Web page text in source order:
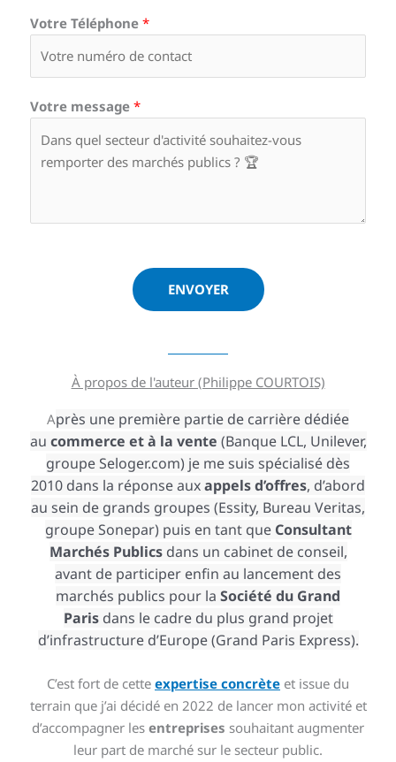
Votre Téléphone*
Votre message*
ENVOYER
À propos de l'auteur (Philippe COURTOIS)
Après une première partie de carrière dédiée
au commerce et à la vente (Banque LCL, Unilever,
groupe Seloger.com) je me suis spécialisé dès
2010 dans la réponse auxappels d’offres, d’abord
au sein de grands groupes (Essity, Bureau Veritas,
groupe Sonepar) puis en tant que Consultant
Marchés Publicsdans un cabinet de conseil,
avant de participer enfin au lancement des
marchés publics pour la Société du Grand
Parisdans le cadre du plus grand projet
d’infrastructure d’Europe (Grand Paris Express).
C’est fort de cette expertise concrète et issue du
terrain que j’ai décidé en 2022 de lancer mon activité et
d’accompagner les entreprises souhaitant augmenter
leur part de marché sur le secteur public.